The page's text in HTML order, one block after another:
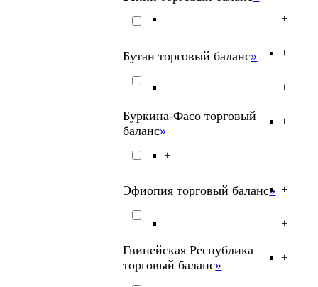
Бутан торговый баланс»
Буркина-Фасо торговый
баланс»
Эфиопия торговый баланс»
Гвинейская Республика
торговый баланс»
+
+
+
+
+
+
+
+